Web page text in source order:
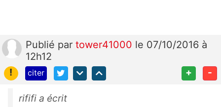
Publié par tower41000 le 07/10/2016 à
12h12
!
citer + -
rififi a écrit